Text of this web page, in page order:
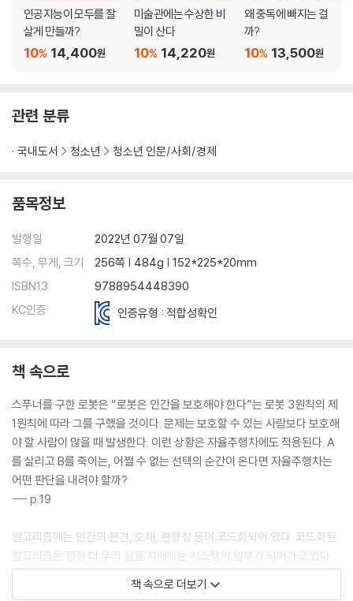
타고난 사이보그
어디까지 내 몸일까?
뇌를 컴퓨터로 옮기는 방법
새로운 인간이 나타난다!
5장. 일자리가 사라지면 어떻게 될까? - 일자리
로봇이 우리 일자리를 빼앗을까?
내 일자리가 사라진다면?
기본소득이 우리를 지켜 줄까?
일하지 않는 사람이 늘어날까?
로봇세와 데이터세
행복을 가져다주는 일
누가 진짜 주인이고 노예일까?
초인공지능이 왜 문제일까?
인류가 멸망할지도 몰라!
사람처럼 생각하는 기계를 만드는 방법
초인공지능을 통제할 수 있을까?
서로를 받아들이고 존중하는 마음
우리가 달라져야 한다
참고문헌
인공지능이 모두를 잘
살게 만들까?
14,400원
10%
미술관에는 수상한 비
밀이 산다
14,220원
10%
왜 중독에 빠지는 걸
까?
13,500원
10%
관련 분류
국내도서 청소년 청소년 인문/사회/경제
품목정보
발행일
2022년 07월 07일
쪽수, 무게, 크기
256쪽 | 484g | 152*225*20mm
ISBN13
9788954448390
KC인증
인증유형 : 적합성확인
책 속으로
스푸너를 구한 로봇은 “로봇은 인간을 보호해야 한다”는 로봇 3원칙의 제
1원칙에 따라 그를 구했을 것이다. 문제는 보호할 수 있는 사람보다 보호해
야 할 사람이 많을 때 발생한다. 이런 상황은 자율주행차에도 적용된다. A
를 살리고 B를 죽이는, 어쩔 수 없는 선택의 순간이 온다면 자율주행차는
어떤 판단을 내려야 할까?
--- p.19
알고리즘에는 인간의 편견, 오해, 편향성 등이 코드화되어 있다. 코드화된
알고리즘은 점점 더 우리 삶을 지배하는 시스템의 일부가 되어가고 있다.
미래에는 알고리즘의 통제권을 손에 쥔 사람이 세상을 지배할 것이다. 알
고리즘이 권력이며 최종 결정권자가 되는 셈이다. 어쩌면 알고리즘이 모두
책 속으로 더보기